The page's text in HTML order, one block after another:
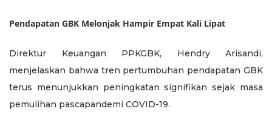
Pendapatan GBK Melonjak Hampir Empat Kali Lipat
Direktur Keuangan PPKGBK, Hendry Arisandi,
menjelaskan bahwa tren pertumbuhan pendapatan GBK
terus menunjukkan peningkatan signifikan sejak masa
pemulihan pascapandemi COVID-19.